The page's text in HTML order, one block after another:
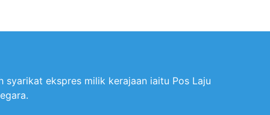
syarikat ekspres milik kerajaan iaitu Pos Laju